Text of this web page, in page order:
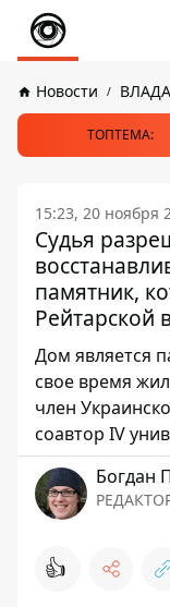
Новости ВЛАДА
ТОПТЕМА:
15:23, 20 ноября
Судья
памятник,
Рейтарской
Дом является
свое время
член
соавтор IV
Богдан
👍